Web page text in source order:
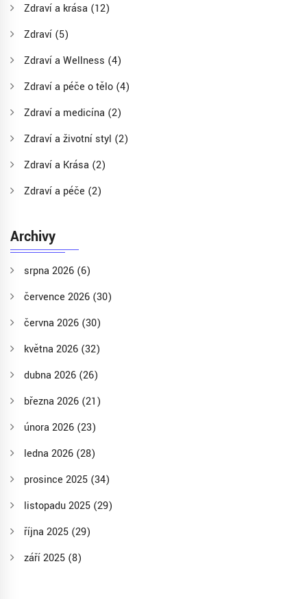
Zdraví a krása (12)
Zdraví (5)
Zdraví a Wellness (4)
Zdraví a péče o tělo (4)
Zdraví a medicína (2)
Zdraví a životní styl (2)
Zdraví a Krása (2)
Zdraví a péče (2)
Archivy
srpna 2026 (6)
července 2026 (30)
června 2026 (30)
května 2026 (32)
dubna 2026 (26)
března 2026 (21)
února 2026 (23)
ledna 2026 (28)
prosince 2025 (34)
listopadu 2025 (29)
října 2025 (29)
září 2025 (8)